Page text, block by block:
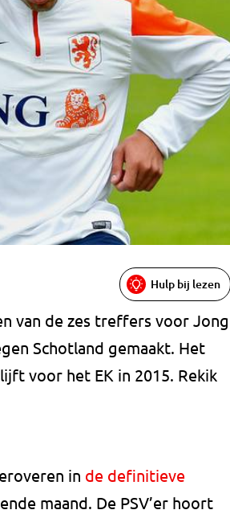
Hulp bij lezen
van de zes treffers voor Jong
Schotland gemaakt. Het
voor het EK in 2015. Rekik
in de definitieve
maand. De PSV’er hoort